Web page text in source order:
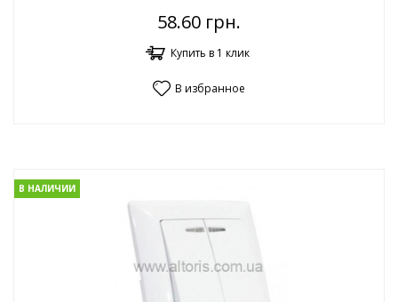
58.60 грн.
Купить в 1 клик
В избранное
В НАЛИЧИИ